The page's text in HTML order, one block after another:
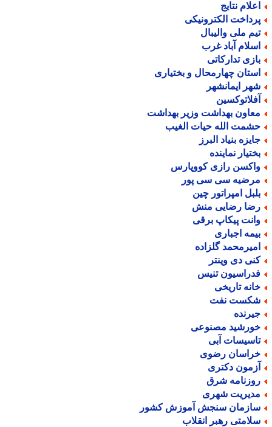
نتایج
الکترونیکی
ملی والیبال
آباد غرب
تدارکاتی
چهارمحال و بختیاری
ایمانشهر
بهداشت وزیر بهداشت
الله حیات الغیب
بنیاد البرز
نماینده
رازی کووپارس
سی سی پور
امپراتور چین
رضایی منش
پیکاپ برقی
اجباری
گلزاده
دی وینتر
تنیس
تاریخی
نفت
مصنوعی
آبی
رضوی
دکتری
شرق
شهری
سنجش آموزش کشور
رهبر انقلاب